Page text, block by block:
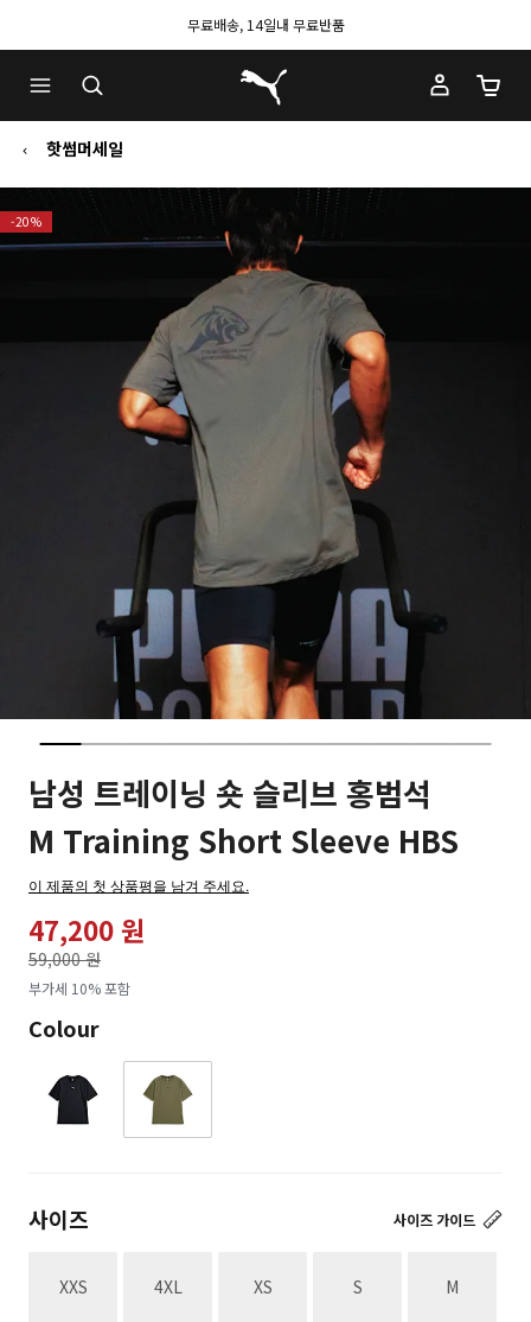
무료배송, 14일내 무료반품
푸마 홈
장바
핫썸머세일
-20%
남성 트레이닝 숏 슬리브 홍범석
M Training Short Sleeve HBS
이 제품의 첫 상품평을 남겨 주세요.
47,200 원
59,000 원
로
부가세 10% 포함
Colour
사이즈 가이드
사이즈
XXS재고없음 4XL XS재고없음 S재고없음 M